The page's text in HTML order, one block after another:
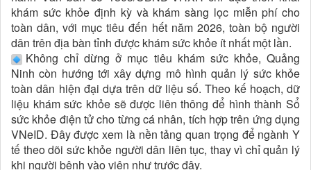
khám sức khỏe định kỳ và khám sàng lọc miễn phí cho
toàn dân, với mục tiêu đến hết năm 2026, toàn bộ người
dân trên địa bàn tỉnh được khám sức khỏe ít nhất một lần.
Không chỉ dừng ở mục tiêu khám sức khỏe, Quảng
Ninh còn hướng tới xây dựng mô hình quản lý sức khỏe
toàn dân hiện đại dựa trên dữ liệu số. Theo kế hoạch, dữ
liệu khám sức khỏe sẽ được liên thông để hình thành Sổ
sức khỏe điện tử cho từng cá nhân, tích hợp trên ứng dụng
VNeID. Đây được xem là nền tảng quan trọng để ngành Y
tế theo dõi sức khỏe người dân liên tục, thay vì chỉ quản lý
khi người bệnh vào viện như trước đây.